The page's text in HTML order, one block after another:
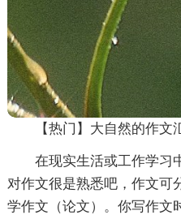
【热门】大自然的作文
在现实生活或工作学习
对作文很是熟悉吧，作文可
学作文（论文）。你写作文